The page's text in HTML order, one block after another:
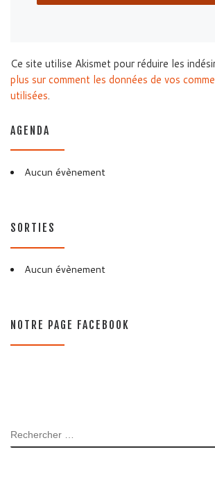
Ce site utilise Akismet pour réduire les
plus sur comment les données de vos
utilisées.
AGENDA
Aucun évènement
SORTIES
Aucun évènement
NOTRE PAGE FACEBOOK
RECHERCHER